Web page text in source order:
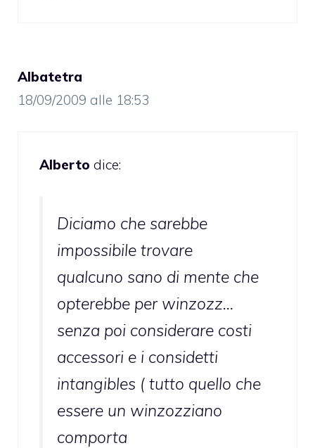
Albatetra
18/09/2009 alle 18:53
Alberto dice:
Diciamo che sarebbe
impossibile trovare
qualcuno sano di mente che
opterebbe per winzozz…
senza poi considerare costi
accessori e i considetti
intangibles ( tutto quello che
essere un winzozziano
comporta